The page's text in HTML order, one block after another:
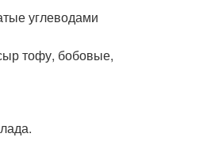
углеводами
тофу, бобовые,